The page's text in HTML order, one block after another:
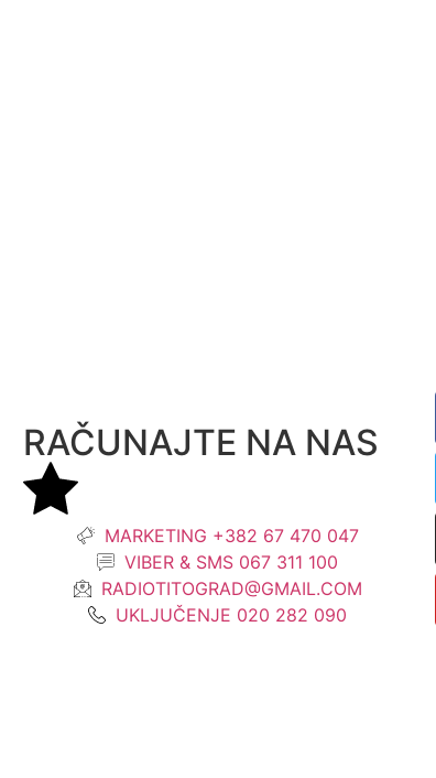
RAČUNAJTE NA NAS
MARKETING +382 67 470 047
VIBER & SMS 067 311 100
RADIOTITOGRAD@GMAIL.COM
UKLJUČENJE 020 282 090